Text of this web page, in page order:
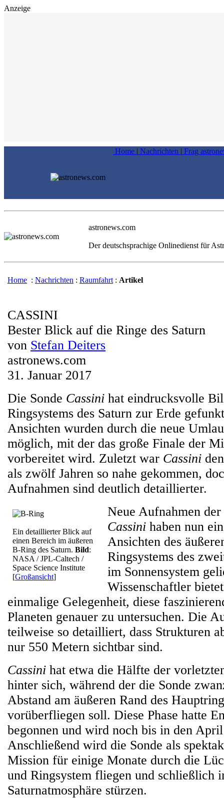
Anzeige
Home | Nachrichten | Frag
astronews.com
Der deutschsprachige Onlinedienst für
Home : Nachrichten : Raumfahrt : Artikel
CASSINI
Bester Blick auf die Ringe des Saturn
von Stefan Deiters
astronews.com
31. Januar 2017
Die Sonde Cassini hat eindrucksvolle
Ringsystems des Saturn zur Erde
Ansichten wurden durch die neue
möglich, mit der das große Finale der
vorbereitet wird. Zuletzt war Cassini
als zwölf Jahren so nahe gekommen,
Aufnahmen sind deutlich detaillierter.
Ein detaillierter Blick auf
einen Bereich im äußeren
B-Ring des Saturn. Bild:
NASA / JPL-Caltech /
Space Science Institute
[Großansicht]
Neue Aufnahmen der
Cassini haben nun
Ansichten des
Ringsystems des
im Sonnensystem
Wissenschaftler
einmalige Gelegenheit, diese
Planeten genauer zu untersuchen. Die
teilweise so detailliert, dass Strukturen
nur 550 Metern sichtbar sind.
Cassini hat etwa die Hälfte der
hinter sich, während der die Sonde
Abstand am äußeren Rand des
vorüberfliegen soll. Diese Phase hatte
begonnen und wird noch bis in den
Anschließend wird die Sonde als
Mission für einige Monate durch die
und Ringsystem fliegen und schließlich
Saturnatmosphäre stürzen.